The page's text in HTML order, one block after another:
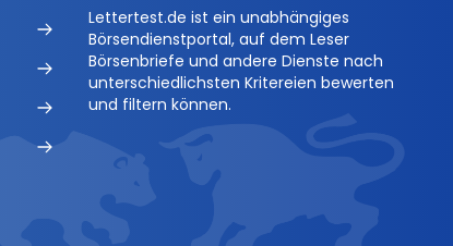
Lettertest.de ist ein unabhängiges
Börsendienstportal, auf dem Leser
Börsenbriefe und andere Dienste nach
unterschiedlichsten Kritereien bewerten
und filtern können.